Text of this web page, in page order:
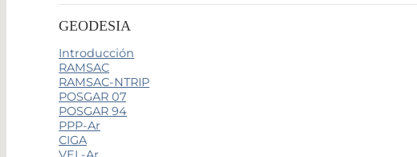
GEODESIA
Introducción
RAMSAC
RAMSAC-NTRIP
POSGAR 07
POSGAR 94
PPP-Ar
CIGA